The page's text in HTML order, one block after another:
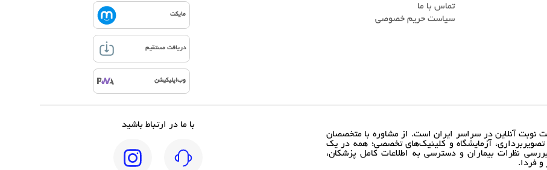
تماس ‌با ما
سیاست حریم خصوصی
مایکت
دریافت مستقیم
وب‌اپلیکیشن
نوبت آنلاین در سراسر ایران است. از مشاوره با متخصصان
آزمایشگاه و کلینیک‌های تخصصی؛ همه در یک
نظرات بیماران و دسترسی به اطلاعات کامل پزشکان،
و فردا.
با ما در ارتباط باشید